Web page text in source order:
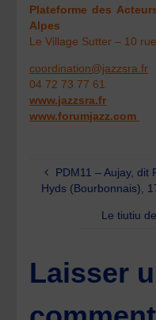
Plateforme des
Alpes
Le Village Sutter – 10
coordination@jazzsra.fr
04 72 73 77 61
www.jazzsra.fr
www.forumjazz.com
PDM11 – Aujay, dit
Hyds (Bourbonnais),
Le tiutiu
Laisser